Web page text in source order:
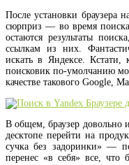
После установки браузера
сюрприз — во время поиска
остаются результаты
ссылкам из них.
искать в Яндексе. Кстати,
поисковик по-умолчанию
качестве такового Google,
В общем, браузер довольно
десктопе перейти на
сучка без задоринки» —
перенес «в себя» все,